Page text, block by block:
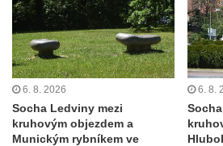
Pamětní deska arcibiskupa Micara ve
vstupu do poutního místa Římov
Plastika Koule v Gutenbergově ulici v
Liberci
Pamětní deska Vojtěcha Kocmicha na
domě čp. 37 v ulici Betlém v Římově
6. 8. 2026
Socha Ledviny mezi
kruhovým objezdem a
Munickým rybníkem ve
6. 8.